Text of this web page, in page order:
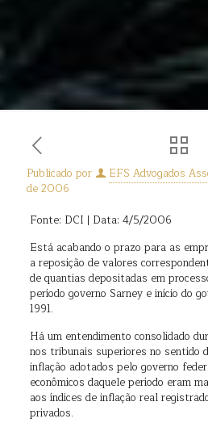
Publicado por EFS Advogados
de 2006
Fonte: DCI | Data: 4/5/2006
Está acabando o prazo para as
a reposição de valores
de quantias depositadas em
período governo Sarney e início do
1991.
Há um entendimento consolidado
nos tribunais superiores no sentido
inflação adotados pelo governo
econômicos daquele período eram
aos índices de inflação real
privados.